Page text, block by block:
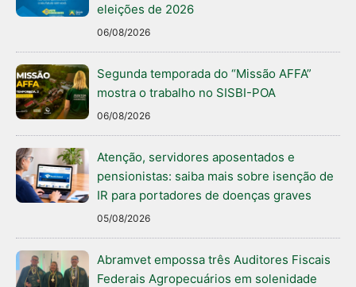
eleições de 2026
06/08/2026
Segunda temporada do “Missão AFFA”
mostra o trabalho no SISBI-POA
06/08/2026
Atenção, servidores aposentados e
pensionistas: saiba mais sobre isenção de
IR para portadores de doenças graves
05/08/2026
Abramvet empossa três Auditores Fiscais
Federais Agropecuários em solenidade